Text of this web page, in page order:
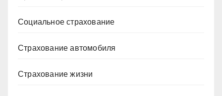
Социальное страхование
Страхование автомобиля
Страхование жизни